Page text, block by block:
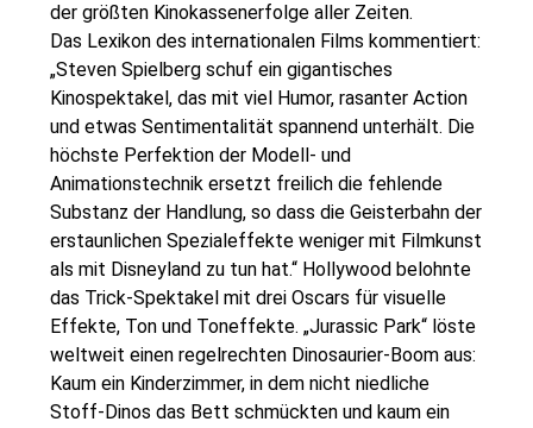
der größten Kinokassenerfolge aller Zeiten.
Das Lexikon des internationalen Films kommentiert:
„Steven Spielberg schuf ein gigantisches
Kinospektakel, das mit viel Humor, rasanter Action
und etwas Sentimentalität spannend unterhält. Die
höchste Perfektion der Modell- und
Animationstechnik ersetzt freilich die fehlende
Substanz der Handlung, so dass die Geisterbahn der
erstaunlichen Spezialeffekte weniger mit Filmkunst
als mit Disneyland zu tun hat.“ Hollywood belohnte
das Trick-Spektakel mit drei Oscars für visuelle
Effekte, Ton und Toneffekte. „Jurassic Park“ löste
weltweit einen regelrechten Dinosaurier-Boom aus:
Kaum ein Kinderzimmer, in dem nicht niedliche
Stoff-Dinos das Bett schmückten und kaum ein